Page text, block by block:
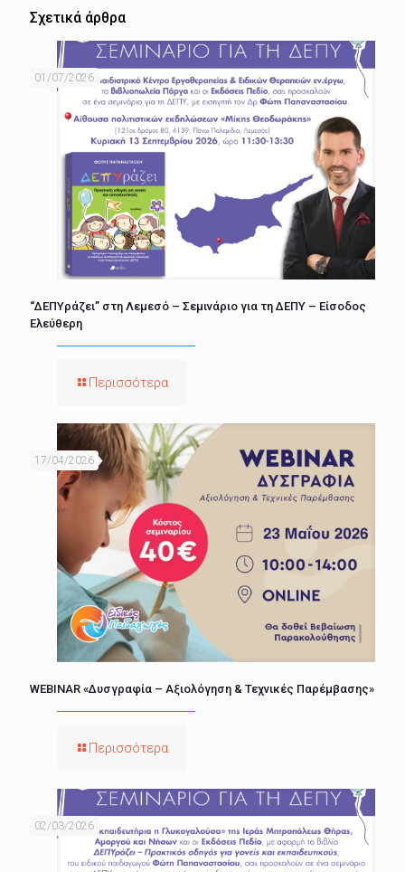
Σχετικά άρθρα
01/07/2026
“ΔΕΠΥράζει” στη Λεμεσό – Σεμινάριο για τη ΔΕΠΥ – Είσοδος
Ελεύθερη
Περισσότερα
17/04/2026
WEBINAR «Δυσγραφία – Αξιολόγηση & Τεχνικές Παρέμβασης»
Περισσότερα
02/03/2026